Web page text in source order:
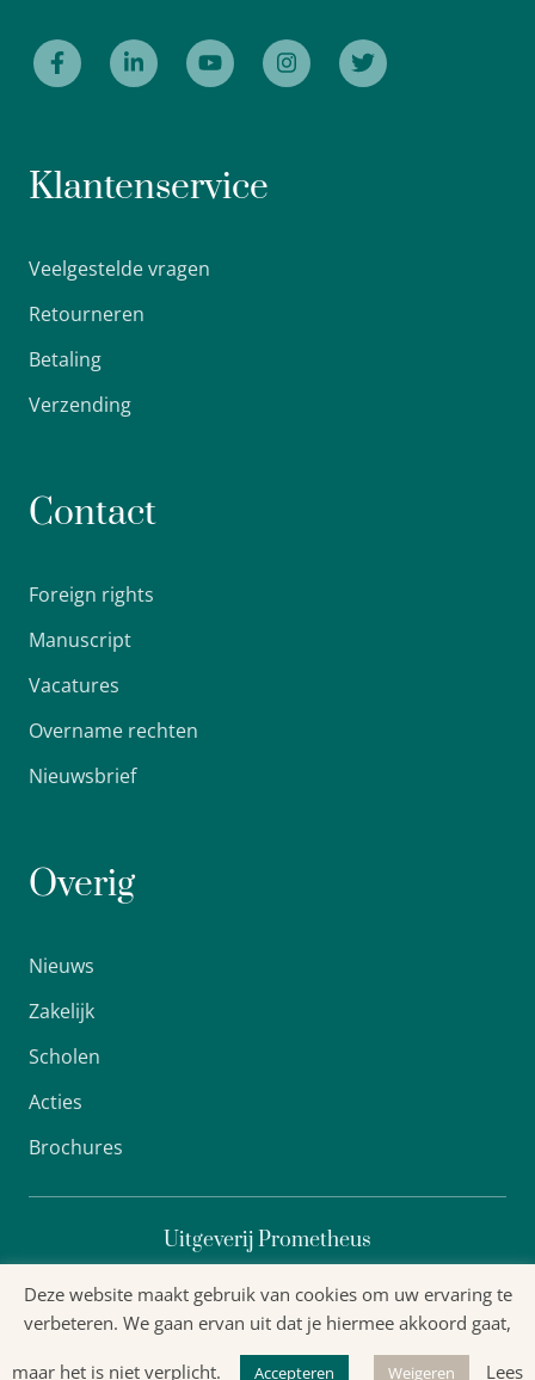
Klantenservice
Veelgestelde vragen
Retourneren
Betaling
Verzending
Contact
Foreign rights
Manuscript
Vacatures
Overname rechten
Nieuwsbrief
Overig
Nieuws
Zakelijk
Scholen
Acties
Brochures
Uitgeverij Prometheus
Algemene voorwaarden
Deze website maakt gebruik van cookies om uw ervaring te
verbeteren. We gaan ervan uit dat je hiermee akkoord gaat,
maar het is niet verplicht. Accepteren Weigeren Lees